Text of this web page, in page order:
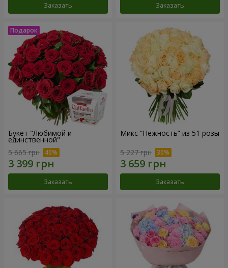
Заказать Заказать
Букет "Любимой и
единственной"
5 665 грн
Заказать
Микс “Нежность” из 51 розы
5 227 грн
Заказать